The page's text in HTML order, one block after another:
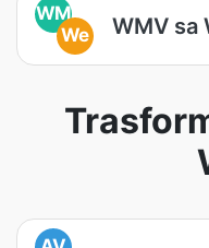
WM
We
WMV sa